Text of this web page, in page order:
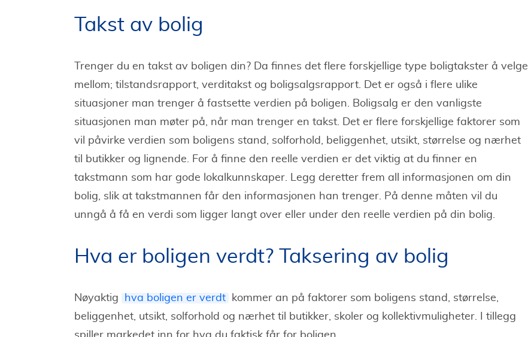
Takst av bolig
Trenger du en takst av boligen din? Da finnes det flere forskjellige type boligtakster å velge
mellom; tilstandsrapport, verditakst og boligsalgsrapport. Det er også i flere ulike
situasjoner man trenger å fastsette verdien på boligen. Boligsalg er den vanligste
situasjonen man møter på, når man trenger en takst. Det er flere forskjellige faktorer som
vil påvirke verdien som boligens stand, solforhold, beliggenhet, utsikt, størrelse og nærhet
til butikker og lignende. For å finne den reelle verdien er det viktig at du finner en
takstmann som har gode lokalkunnskaper. Legg deretter frem all informasjonen om din
bolig, slik at takstmannen får den informasjonen han trenger. På denne måten vil du
unngå å få en verdi som ligger langt over eller under den reelle verdien på din bolig.
Hva er boligen verdt? Taksering av bolig
Nøyaktig hva boligen er verdt
kommer an på faktorer som boligens stand, størrelse,
beliggenhet, utsikt, solforhold og nærhet til butikker, skoler og kollektivmuligheter. I tillegg